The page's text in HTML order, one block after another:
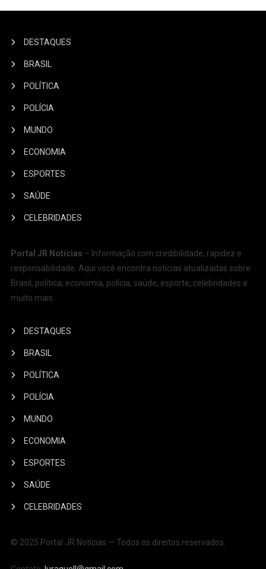
DESTAQUES
BRASIL
POLÍTICA
POLÍCIA
MUNDO
ECONOMIA
ESPORTES
SAÚDE
CELEBRIDADES
Portal JR Notícias – Informação com credibilidade, rapidez e
responsabilidade. Aqui você encontra notícias atualizadas sobre
Brasil, política, economia, polícia, saúde, esporte, celebridades e
muito mais.
DESTAQUES
BRASIL
POLÍTICA
POLÍCIA
MUNDO
ECONOMIA
ESPORTES
SAÚDE
CELEBRIDADES
© 2025 Portal JR Notícias — Todos os direitos reservados.